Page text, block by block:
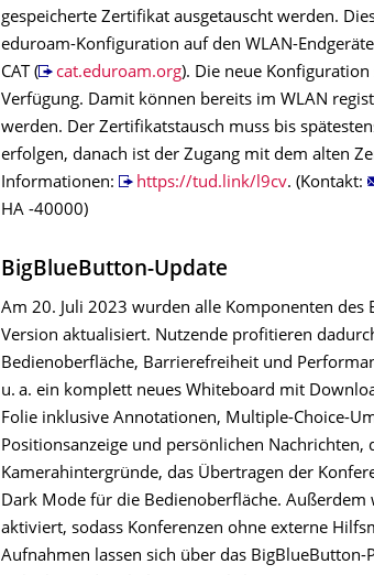
gespeicherte Zertifikat ausgetauscht werden.
eduroam-Konfiguration auf den WLAN-
CAT (
cat.eduroam.org). Die neue
Verfügung. Damit können bereits im WLAN
werden. Der Zertifikatstausch muss bis
erfolgen, danach ist der Zugang mit dem alten
Informationen:
https://tud.link/l9cv. (Kontakt:
HA -40000)
BigBlueButton-Update
Am 20. Juli 2023 wurden alle Komponenten des
Version aktualisiert. Nutzende profitieren
Bedienoberfläche, Barrierefreiheit und
u. a. ein komplett neues Whiteboard mit
Folie inklusive Annotationen, Multiple-Choice-
Positionsanzeige und persönlichen Nachrichten,
Kamerahintergründe, das Übertragen der
Dark Mode für die Bedienoberfläche.
aktiviert, sodass Konferenzen ohne externe
Aufnahmen lassen sich über das